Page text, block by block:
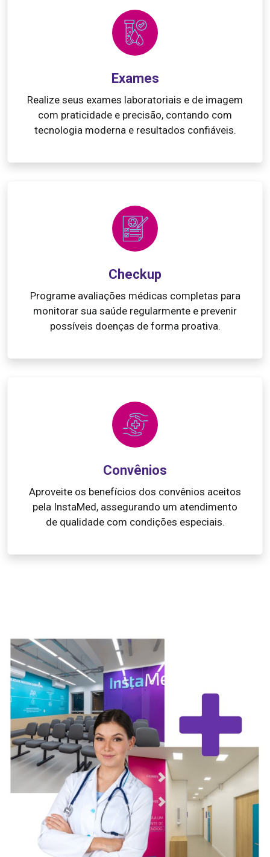
Exames
Realize seus exames laboratoriais e de imagem
com praticidade e precisão, contando com
tecnologia moderna e resultados confiáveis.
Checkup
Programe avaliações médicas completas para
monitorar sua saúde regularmente e prevenir
possíveis doenças de forma proativa.
Convênios
Aproveite os benefícios dos convênios aceitos
pela InstaMed, assegurando um atendimento
de qualidade com condições especiais.